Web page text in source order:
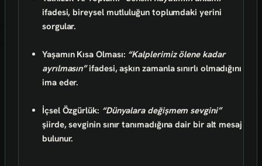
ifadesi, bireysel mutluluğun toplumdaki yerini
sorgular.
Yaşamın Kısa Olması: “Kalplerimiz ölene kadar
ayrılmasın”ifadesi, aşkın zamanla sınırlı olmadığını
ima eder.
İçsel Özgürlük: “Dünyalara değişmem sevgini”
şiirde, sevginin sınır tanımadığına dair bir alt mesaj
bulunur.